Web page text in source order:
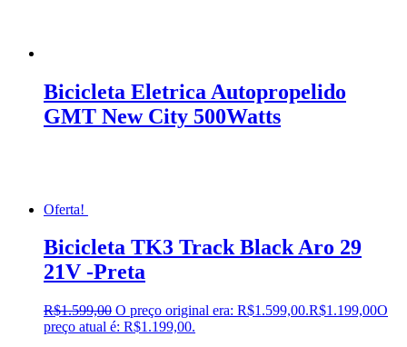
Bicicleta Eletrica Autopropelido
GMT New City 500Watts
Oferta!
Bicicleta TK3 Track Black Aro 29
21V -Preta
R$1.599,00 O preço original era: R$1.599,00.R$1.199,00O
preço atual é: R$1.199,00.